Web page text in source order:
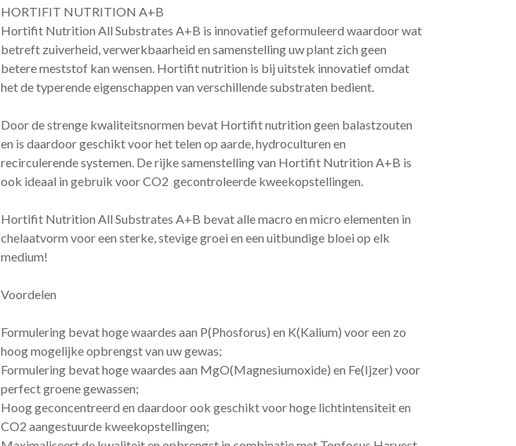
HORTIFIT NUTRITION A+B
Hortifit Nutrition All Substrates A+B is innovatief geformuleerd waardoor wat
betreft zuiverheid, verwerkbaarheid en samenstelling uw plant zich geen
betere meststof kan wensen. Hortifit nutrition is bij uitstek innovatief omdat
het de typerende eigenschappen van verschillende substraten bedient.
Door de strenge kwaliteitsnormen bevat Hortifit nutrition geen balastzouten
en is daardoor geschikt voor het telen op aarde, hydroculturen en
recirculerende systemen. De rijke samenstelling van Hortifit Nutrition A+B is
ook ideaal in gebruik voor CO2 gecontroleerde kweekopstellingen.
Hortifit Nutrition All Substrates A+B bevat alle macro en micro elementen in
chelaatvorm voor een sterke, stevige groei en een uitbundige bloei op elk
medium!
Voordelen
Formulering bevat hoge waardes aan P(Phosforus) en K(Kalium) voor een zo
hoog mogelijke opbrengst van uw gewas;
Formulering bevat hoge waardes aan MgO(Magnesiumoxide) en Fe(Ijzer) voor
perfect groene gewassen;
Hoog geconcentreerd en daardoor ook geschikt voor hoge lichtintensiteit en
CO2 aangestuurde kweekopstellingen;